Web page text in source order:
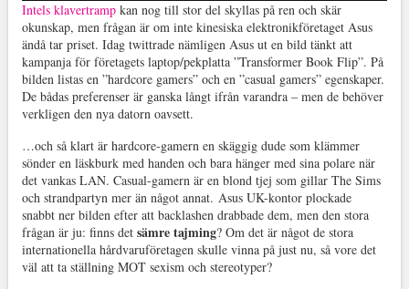
Intels klavertrampkan nog till stor del skyllas på ren och skär
okunskap, men frågan är om inte kinesiska elektronikföretaget Asus
ändå tar priset. Idag twittrade nämligen Asus ut en bild tänkt att
kampanja för företagets laptop/pekplatta ”Transformer Book Flip”. På
bilden listas en ”hardcore gamers” och en ”casual gamers” egenskaper.
De bådas preferenser är ganska långt ifrån varandra – men de behöver
verkligen den nya datorn oavsett.
…och så klart är hardcore-gamern en skäggig dude som klämmer
sönder en läskburk med handen och bara hänger med sina polare när
det vankas LAN. Casual-gamern är en blond tjej som gillar The Sims
och strandpartyn mer än något annat. Asus UK-kontor plockade
snabbt ner bilden efter att backlashen drabbade dem, men den stora
frågan är ju: finns det sämre tajming? Om det är något de stora
internationella hårdvaruföretagen skulle vinna på just nu, så vore det
väl att ta ställning MOT sexism och stereotyper?